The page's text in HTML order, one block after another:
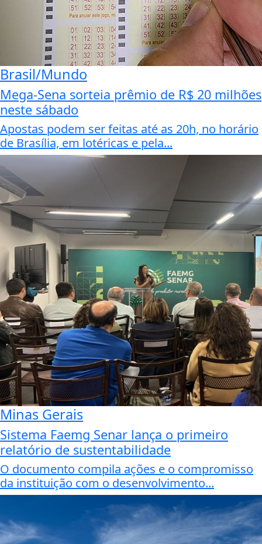
Brasil/Mundo
Mega-Sena sorteia prêmio de R$ 20 milhões
neste sábado
Apostas podem ser feitas até as 20h, no horário
de Brasília, em lotéricas e pela...
Minas Gerais
Sistema Faemg Senar lança o primeiro
relatório de sustentabilidade
O documento compila ações e o compromisso
da instituição com o desenvolvimento...